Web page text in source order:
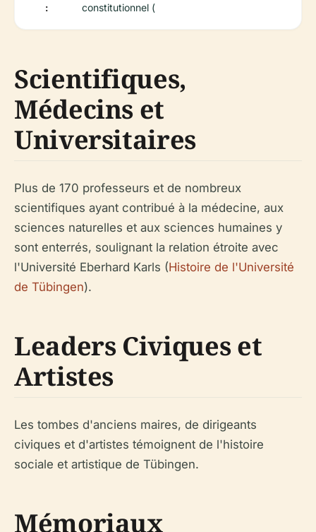
:
constitutionnel (
Scientifiques,
Médecins et
Universitaires
Plus de 170 professeurs et de nombreux
scientifiques ayant contribué à la médecine, aux
sciences naturelles et aux sciences humaines y
sont enterrés, soulignant la relation étroite avec
l'Université Eberhard Karls (Histoire de l'Université
de Tübingen).
Leaders Civiques et
Artistes
Les tombes d'anciens maires, de dirigeants
civiques et d'artistes témoignent de l'histoire
sociale et artistique de Tübingen.
Mémoriaux